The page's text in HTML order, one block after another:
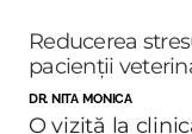
Reducerea
pacienții
DR. NITA MONICA
O vizită la